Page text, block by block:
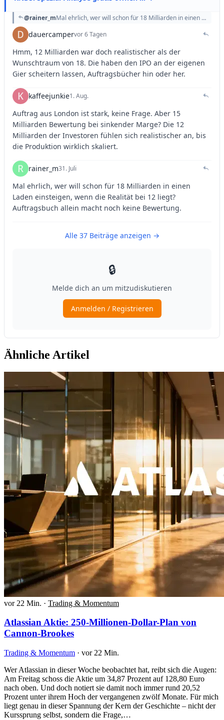
Ähnliche Artikel
vor 22 Min. · Trading & Momentum
Atlassian Aktie: 250-Millionen-Dollar-Plan von
Cannon-Brookes
Trading & Momentum · vor 22 Min.
Wer Atlassian in dieser Woche beobachtet hat, reibt sich die Augen:
Am Freitag schoss die Aktie um 34,87 Prozent auf 128,80 Euro
nach oben. Und doch notiert sie damit noch immer rund 20,52
Prozent unter ihrem Hoch der vergangenen zwölf Monate. Für mich
liegt genau in dieser Spannung der Kern der Geschichte – nicht der
Kurssprung selbst, sondern die Frage,…